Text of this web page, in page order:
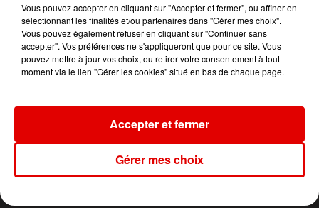
ACCUEIL RADIO INFOS JEUX
AGENDA PODCASTS CONTACT
© SARL SCOP RVM - Tous droits réservés
Vous pouvez accepter en cliquant sur "Accepter et fermer", ou affiner en
sélectionnant les finalités et/ou partenaires dans "Gérer mes choix".
Vous pouvez également refuser en cliquant sur "Continuer sans
accepter". Vos préférences ne s'appliqueront que pour ce site. Vous
pouvez mettre à jour vos choix, ou retirer votre consentement à tout
moment via le lien "Gérer les cookies" situé en bas de chaque page.
Gérer mes choix
Accepter et fermer